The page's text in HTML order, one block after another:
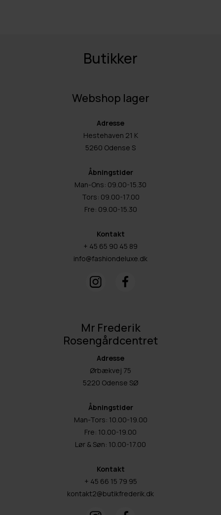
Butikker
Webshop lager
Adresse
Hestehaven 21 K
5260 Odense S
Åbningstider
Man-Ons: 09.00-15.30
Tors: 09.00-17.00
Fre: 09.00-15.30
Kontakt
+ 45 65 90 45 89
info@fashiondeluxe.dk
Mr Frederik
Rosengårdcentret
Adresse
Ørbækvej 75
5220 Odense SØ
Åbningstider
Man-Tors: 10.00-19.00
Fre: 10.00-19.00
Lør & Søn: 10.00-17.00
Kontakt
+ 45 66 15 79 95
kontakt2@butikfrederik.dk